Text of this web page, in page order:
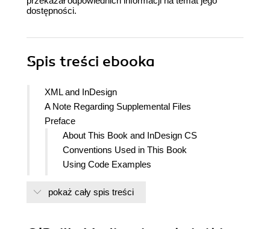
dostępności.
Spis treści ebooka
XML and InDesign
A Note Regarding Supplemental Files
Preface
About This Book and InDesign CS
Conventions Used in This Book
Using Code Examples
How to Contact Us
pokaż cały spis treści